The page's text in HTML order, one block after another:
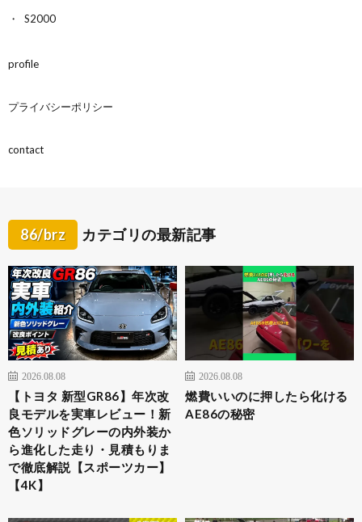
S2000
profile
プライバシーポリシー
contact
86/brz カテゴリの最新記事
2026.08.08
【トヨタ 新型GR86】年次改
良モデルを実車レビュー！新
色ソリッドグレーの内外装か
ら進化した走り・見積もりま
で徹底解説【スポーツカー】
【4K】
2026.08.08
燃費いいのに押したら化ける
AE86の秘密